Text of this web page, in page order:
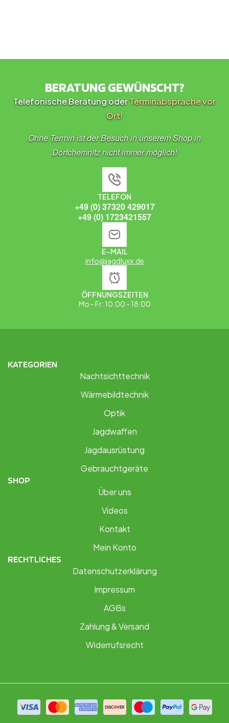
BERATUNG GEWÜNSCHT?
Telefonische Beratung oderTerminabsprache vor
Ort!
Ohne Termin ist der Besuch in unserem Shop in
Dorfchemnitz nicht immer möglich!
TELEFON
+49 (0) 37320 429017
+49 (0) 1723421557
E-MAIL
info@jagdluxx.de
ÖFFNUNGSZEITEN
Mo - Fr: 10.00 - 18.00
KATEGORIEN
Nachtsichttechnik
Wärmebildtechnik
Optik
Jagdwaffen
Jagdausrüstung
Gebrauchtgeräte
SHOP
Über uns
Videos
Kontakt
Mein Konto
RECHTLICHES
Datenschutzerklärung
Impressum
AGBs
Zahlung & Versand
Widerrufsrecht